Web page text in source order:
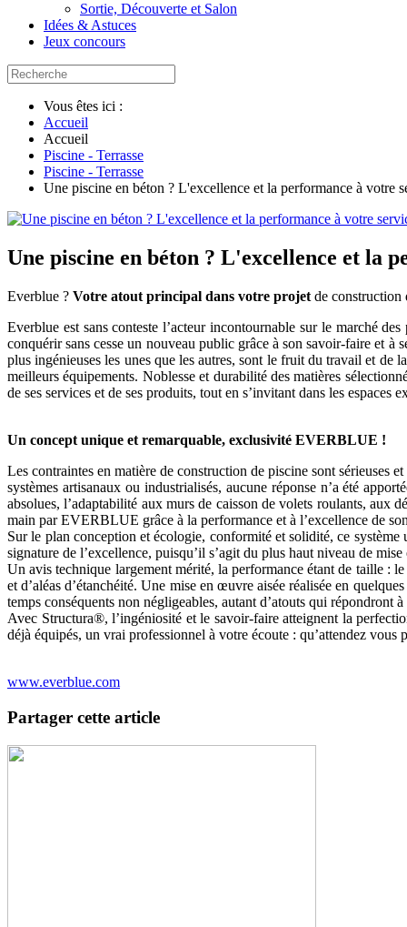
Sortie, Découverte et Salon
Idées & Astuces
Jeux concours
Vous êtes ici :
Accueil
Accueil
Piscine - Terrasse
Piscine - Terrasse
Une piscine en béton ? L'excellence et la performance à votre
Une piscine en béton ? L'excellence et la
Everblue ? Votre atout principal dans votre projet de construction
Everblue est sans conteste l’acteur incontournable sur le marché
conquérir sans cesse un nouveau public grâce à son savoir-faire et
plus ingénieuses les unes que les autres, sont le fruit du travail et de
meilleurs équipements. Noblesse et durabilité des matières
de ses services et de ses produits, tout en s’invitant dans les espaces
Un concept unique et remarquable, exclusivité EVERBLUE !
Les contraintes en matière de construction de piscine sont sérieuses
systèmes artisanaux ou industrialisés, aucune réponse n’a été
absolues, l’adaptabilité aux murs de caisson de volets roulants, aux
main par EVERBLUE grâce à la performance et à l’excellence de
Sur le plan conception et écologie, conformité et solidité, ce
signature de l’excellence, puisqu’il s’agit du plus haut niveau de
Un avis technique largement mérité, la performance étant de taille :
et d’aléas d’étanchéité. Une mise en œuvre aisée réalisée en
temps conséquents non négligeables, autant d’atouts qui
Avec Structura®, l’ingéniosité et le savoir-faire atteignent la
déjà équipés, un vrai professionnel à votre écoute : qu’attendez
www.everblue.com
Partager cette article